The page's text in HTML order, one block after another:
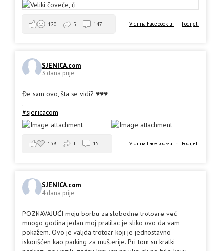
Vidi na Facebook-u · Podijeli
120 5 147
SJENICA.com
3 dana prije
Đe sam ovo, šta se vidi? ♥️♥️♥️
.
#sjenicacom
Vidi na Facebook-u · Podijeli
138 1 15
SJENICA.com
4 dana prije
POZNAVAJUĆI moju borbu za slobodne trotoare već
mnogo godina jedan moj pratilac je sliko ovo da vam
pokažem. Ovo je valjda trotoar koji je jednostavno
iskorišćen kao parking za mušterije. Pri tom su kratki